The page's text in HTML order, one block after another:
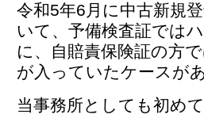
令和5年6月に中古新規
いて、予備検査証では
に、自賠責保険証の方
が入っていたケースが
当事務所としても初め